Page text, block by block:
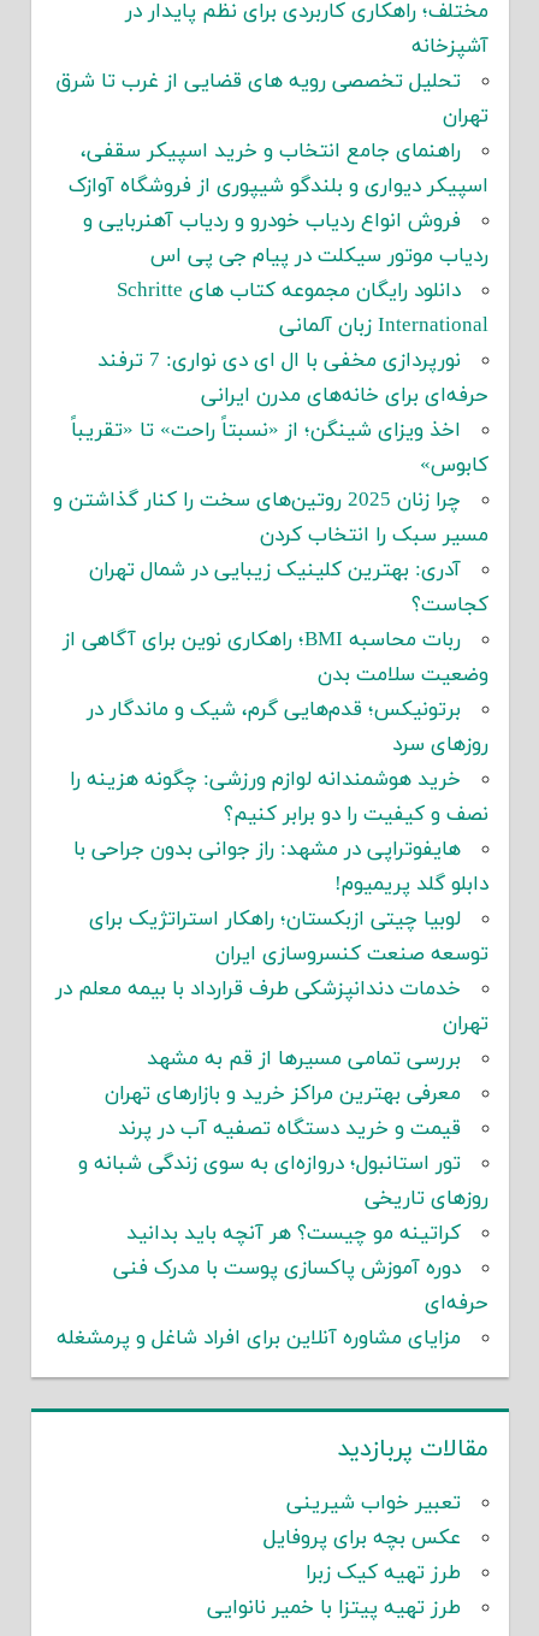
مختلف؛ راهکاری کاربردی برای نظم پایدار در
آشپزخانه
تحلیل تخصصی رویه های قضایی از غرب تا شرق
تهران
راهنمای جامع انتخاب و خرید اسپیکر سقفی،
اسپیکر دیواری و بلندگو شیپوری از فروشگاه آوازک
فروش انواع ردیاب خودرو و ردیاب آهنربایی و
ردیاب موتور سیکلت در پیام جی پی اس
دانلود رایگان مجموعه کتاب های Schritte
International زبان آلمانی
نورپردازی مخفی با ال ای دی نواری: 7 ترفند
حرفه‌ای برای خانه‌های مدرن ایرانی
اخذ ویزای شینگن؛ از «نسبتاً راحت» تا «تقریباً
کابوس»
چرا زنان 2025 روتین‌های سخت را کنار گذاشتن و
مسیر سبک را انتخاب کردن
آدری: بهترین کلینیک زیبایی در شمال تهران
کجاست؟
ربات محاسبه BMI؛ راهکاری نوین برای آگاهی از
وضعیت سلامت بدن
برتونیکس؛ قدم‌هایی گرم، شیک و ماندگار در
روزهای سرد
خرید هوشمندانه لوازم ورزشی: چگونه هزینه را
نصف و کیفیت را دو برابر کنیم؟
هایفوتراپی در مشهد: راز جوانی بدون جراحی با
دابلو گلد پریمیوم!
لوبیا چیتی ازبکستان؛ راهکار استراتژیک برای
توسعه صنعت کنسروسازی ایران
خدمات دندانپزشکی طرف قرارداد با بیمه معلم در
تهران
بررسی تمامی مسیرها از قم به مشهد
معرفی بهترین مراکز خرید و بازارهای تهران
قیمت و خرید دستگاه تصفیه آب در پرند
تور استانبول؛ دروازه‌ای به سوی زندگی شبانه و
روزهای تاریخی
کراتینه مو چیست؟ هر آنچه باید بدانید
دوره آموزش پاکسازی پوست با مدرک فنی
حرفه‌ای
مزایای مشاوره آنلاین برای افراد شاغل و پرمشغله
مقالات پربازدید
تعبیر خواب شیرینی
عکس بچه برای پروفایل
طرز تهیه کیک زبرا
طرز تهیه پیتزا با خمیر نانوایی